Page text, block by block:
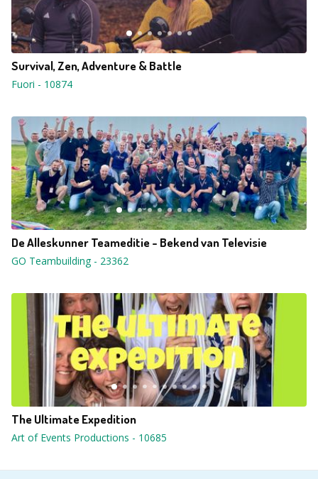
Survival, Zen, Adventure & Battle
Fuori - 10874
De Alleskunner Teameditie - Bekend van Televisie
GO Teambuilding- 23362
The Ultimate Expedition
Art of Events Productions - 10685